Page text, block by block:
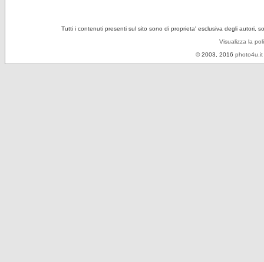
Tutti i contenuti presenti sul sito sono di proprieta' esclusiva degli autori,
Visualizza la
© 2003, 2016 photo4u.it